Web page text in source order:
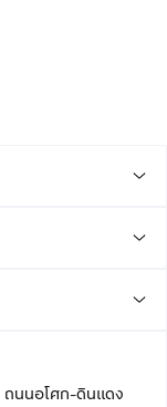
ถนนอโศก-ดินแดง